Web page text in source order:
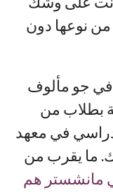
من نوعها دون
في جو مألوف
بطلاب من
في معهد
مانشستر هم